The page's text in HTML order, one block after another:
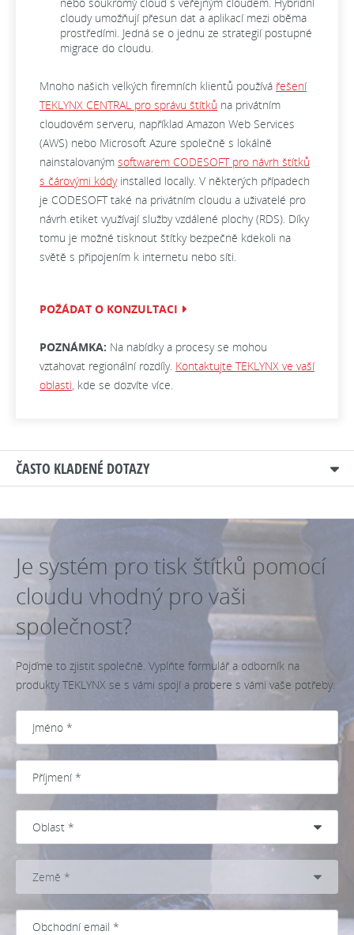
cloudy umožňují přesun dat a aplikací mezi oběma
prostředími. Jedná se o jednu ze strategií postupné
migrace do cloudu.
Mnoho našich velkých firemních klientů používá řešení
TEKLYNX CENTRAL pro správu štítků na privátním
cloudovém serveru, například Amazon Web Services
(AWS) nebo Microsoft Azure společně s lokálně
nainstalovaným softwarem CODESOFT pro návrh štítků
s čárovými kódyinstalled locally. V některých případech
je CODESOFT také na privátním cloudu a uživatelé pro
návrh etiket využívají služby vzdálené plochy (RDS). Díky
tomu je možné tisknout štítky bezpečně kdekoli na
světě s připojením k internetu nebo síti.
POŽÁDAT O KONZULTACI
POZNÁMKA: Na nabídky a procesy se mohou
vztahovat regionální rozdíly. Kontaktujte TEKLYNX ve vaší
oblasti, kde se dozvíte více.
ČASTO KLADENÉ DOTAZY
Je systém pro tisk štítků pomocí
cloudu vhodný pro vaši
společnost?
Pojďme to zjistit společně. Vyplňte formulář a odborník na
produkty TEKLYNX se s vámi spojí a probere s vámi vaše potřeby.